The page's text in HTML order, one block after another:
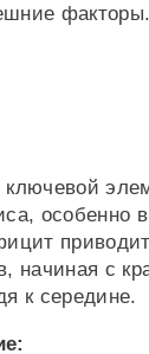
факторы.
особенно
начиная с
к середине.